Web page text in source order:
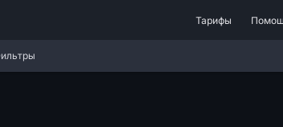
Тарифы